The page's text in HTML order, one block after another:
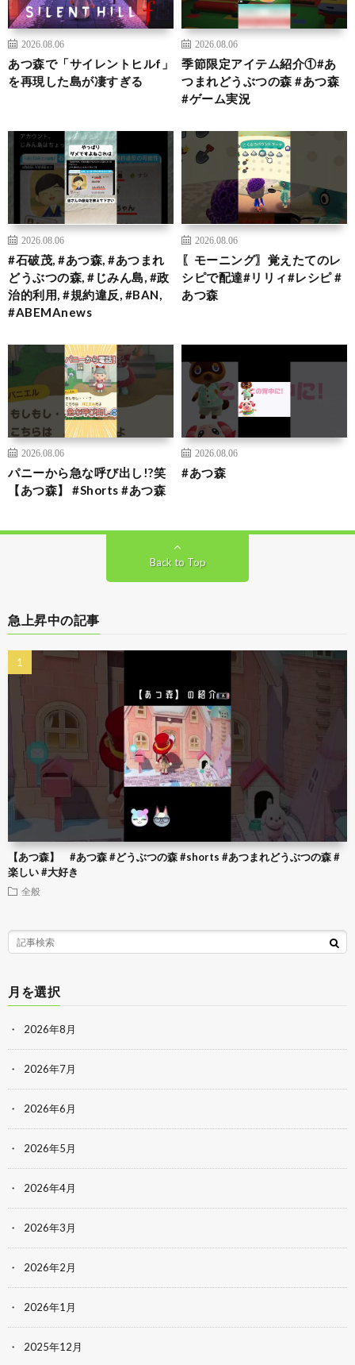
2026.08.06
あつ森で「サイレントヒルf」
を再現した島が凄すぎる
2026.08.06
季節限定アイテム紹介①#あ
つまれどうぶつの森 #あつ森
#ゲーム実況
2026.08.06
#石破茂, #あつ森, #あつまれ
どうぶつの森, #じみん島, #政
治的利用, #規約違反, #BAN,
#ABEMAnews
2026.08.06
〖モーニング〗覚えたてのレ
シピで配達#リリィ#レシピ #
あつ森
2026.08.06
パニーから急な呼び出し!?笑
【あつ森】 #Shorts #あつ森
2026.08.06
#あつ森
Back to Top
急上昇中の記事
【あつ森】 #あつ森 #どうぶつの森 #shorts #あつまれどうぶつの森 #
楽しい #大好き
全般
月を選択
2026年8月
2026年7月
2026年6月
2026年5月
2026年4月
2026年3月
2026年2月
2026年1月
2025年12月